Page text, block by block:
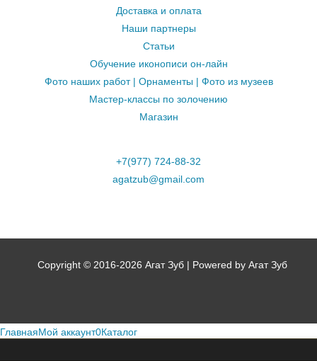
Доставка и оплата
Наши партнеры
Статьи
Обучение иконописи он-лайн
Фото наших работ | Орнаменты | Фото из музеев
Мастер-классы по золочению
Магазин
+7(977) 724-88-32
agatzub@gmail.com
Copyright © 2016-2026 Агат Зуб | Powered by Агат Зуб
Главная Мой аккаунт0Каталог